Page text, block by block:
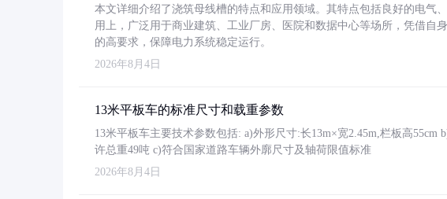
本文详细介绍了浇筑母线槽的特点和应用领域。其特点包括良好的电气
用上，广泛用于商业建筑、工业厂房、医院和数据中心等场所，凭借自
的高要求，保障电力系统稳定运行。
2026年8月4日
13米平板车的标准尺寸和载重参数
13米平板车主要技术参数包括: a)外形尺寸:长13m×宽2.45m,栏板高55cm
许总重49吨 c)符合国家道路车辆外廓尺寸及轴荷限值标准
2026年8月4日